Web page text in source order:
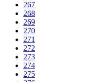
267
268
269
270
271
272
273
274
275